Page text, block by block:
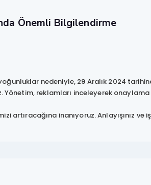
Önemli Bilgilendirme
nedeniyle, 29 Aralık 2024
Yönetim, reklamları inceleyerek
artıracağına inanıyoruz. Anlayışınız